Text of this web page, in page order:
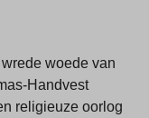
woede van
Handvest
religieuze oorlog